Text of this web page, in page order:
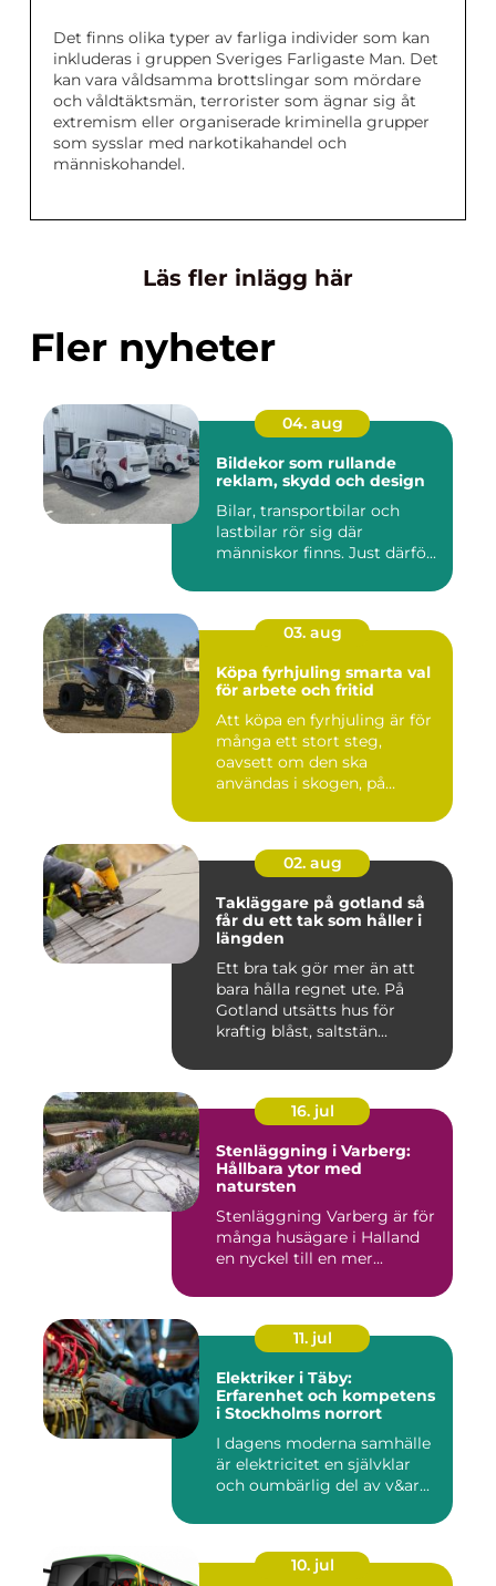
Det finns olika typer av farliga individer som kan
inkluderas i gruppen Sveriges Farligaste Man. Det
kan vara våldsamma brottslingar som mördare
och våldtäktsmän, terrorister som ägnar sig åt
extremism eller organiserade kriminella grupper
som sysslar med narkotikahandel och
människohandel.
Läs fler inlägg här
Fler nyheter
04. aug
Bildekor som rullande
reklam, skydd och design
Bilar, transportbilar och
lastbilar rör sig där
människor finns. Just därfö...
03. aug
Köpa fyrhjuling smarta val
för arbete och fritid
Att köpa en fyrhjuling är för
många ett stort steg,
oavsett om den ska
användas i skogen, på
02. aug
Takläggare på gotland så
får du ett tak som håller i
längden
Ett bra tak gör mer än att
bara hålla regnet ute. På
Gotland utsätts hus för
kraftig blåst, saltstän...
16. jul
Stenläggning i Varberg:
Hållbara ytor med
natursten
Stenläggning Varberg är för
många husägare i Halland
en nyckel till en mer...
11. jul
Elektriker i Täby:
Erfarenhet och kompetens
i Stockholms norrort
I dagens moderna samhälle
är elektricitet en självklar
och oumbärlig del av v&ar...
10. jul